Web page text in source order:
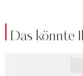
Das könnte